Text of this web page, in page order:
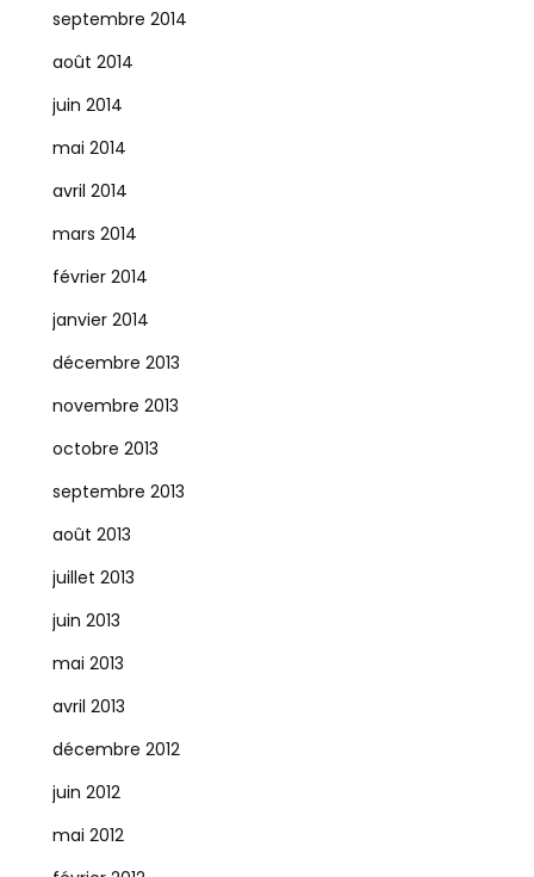
septembre 2014
août 2014
juin 2014
mai 2014
avril 2014
mars 2014
février 2014
janvier 2014
décembre 2013
novembre 2013
octobre 2013
septembre 2013
août 2013
juillet 2013
juin 2013
mai 2013
avril 2013
décembre 2012
juin 2012
mai 2012